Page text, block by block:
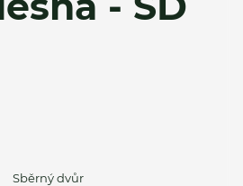
Sběrný dvůr